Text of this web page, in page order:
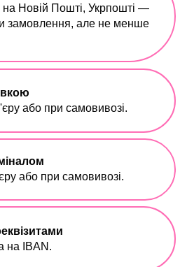
на Новій Пошті, Укрпошті —
замовлення, але не менше
або при самовивозі.
або при самовивозі.
на IBAN.